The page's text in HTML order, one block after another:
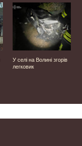
У селі на Волині згорів
легковик